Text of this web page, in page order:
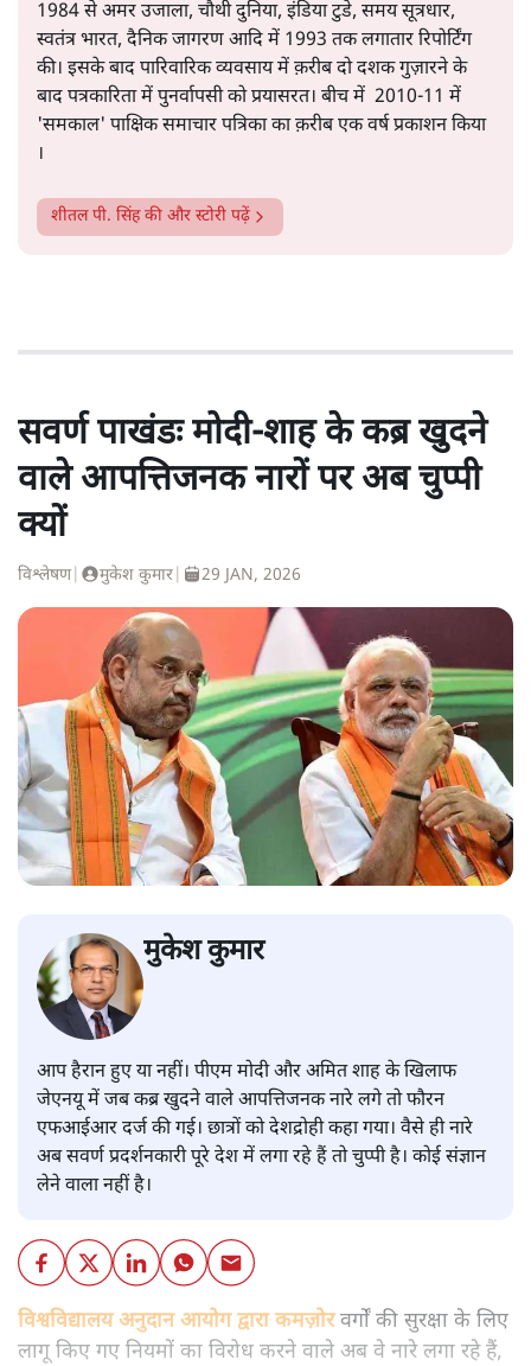
1984 से अमर उजाला, चौथी दुनिया, इंडिया टुडे, समय सूत्रधार,
स्वतंत्र भारत, दैनिक जागरण आदि में 1993 तक लगातार रिपोर्टिंग
की। इसके बाद पारिवारिक व्यवसाय में क़रीब दो दशक गुज़ारने के
बाद पत्रकारिता में पुनर्वापसी को प्रयासरत। बीच में 2010-11 में
'समकाल' पाक्षिक समाचार पत्रिका का क़रीब एक वर्ष प्रकाशन किया
।
शीतल पी. सिंहकी और स्टोरी पढ़ें
सवर्ण पाखंडः मोदी-शाह के कब्र खुदने
वाले आपत्तिजनक नारों पर अब चुप्पी
क्यों
विश्लेषण| मुकेश कुमार 29 JAN, 2026
मुकेश कुमार
आप हैरान हुए या नहीं। पीएम मोदी और अमित शाह के खिलाफ
जेएनयू में जब कब्र खुदने वाले आपत्तिजनक नारे लगे तो फौरन
एफआईआर दर्ज की गई। छात्रों को देशद्रोही कहा गया। वैसे ही नारे
अब सवर्ण प्रदर्शनकारी पूरे देश में लगा रहे हैं तो चुप्पी है। कोई संज्ञान
लेने वाला नहीं है।
विश्वविद्यालय अनुदान आयोग द्वारा कमज़ोरवर्गों की सुरक्षा के लिए
लागू किए गए नियमों का विरोध करने वाले अब वे नारे लगा रहे हैं,